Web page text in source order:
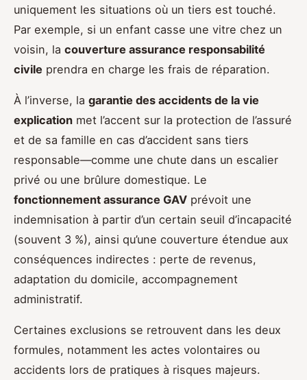
uniquement les situations où un tiers est touché.
Par exemple, si un enfant casse une vitre chez un
voisin, la couverture assurance responsabilité
civile prendra en charge les frais de réparation.
À l’inverse, la garantie des accidents de la vie
explication met l’accent sur la protection de l’assuré
et de sa famille en cas d’accident sans tiers
responsable—comme une chute dans un escalier
privé ou une brûlure domestique. Le
fonctionnement assurance GAV prévoit une
indemnisation à partir d’un certain seuil d’incapacité
(souvent 3 %), ainsi qu’une couverture étendue aux
conséquences indirectes : perte de revenus,
adaptation du domicile, accompagnement
administratif.
Certaines exclusions se retrouvent dans les deux
formules, notamment les actes volontaires ou
accidents lors de pratiques à risques majeurs.